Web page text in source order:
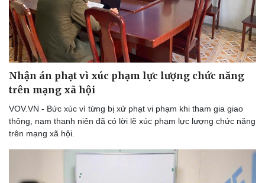
Du lịch
Nhận án phạt vì xúc phạm lực lượng chức năng
trên mạng xã hội
VOV.VN - Bức xúc vì từng bị xử phạt vi phạm khi tham gia giao
thông, nam thanh niên đã có lời lẽ xúc phạm lực lượng chức năng
trên mạng xã hội.